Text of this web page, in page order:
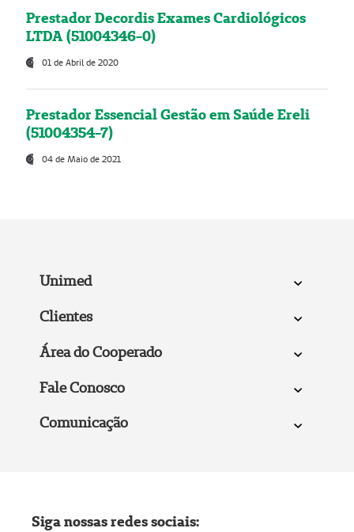
Prestador Decordis Exames Cardiológicos
LTDA (51004346-0)
01 de Abril de 2020
Prestador Essencial Gestão em Saúde Ereli
(51004354-7)
04 de Maio de 2021
Unimed
Clientes
Área do Cooperado
Fale Conosco
Comunicação
Siga nossas redes sociais: